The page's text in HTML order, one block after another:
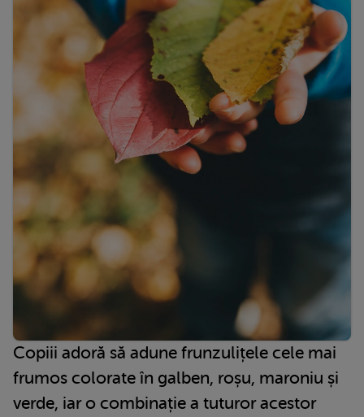
Copiii adoră să adune frunzulițele cele mai
frumos colorate în galben, roșu, maroniu și
verde, iar o combinație a tuturor acestor